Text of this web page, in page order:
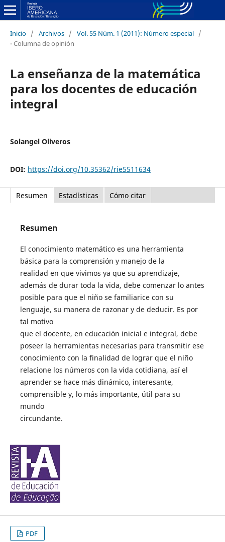
Inicio / Archivos / Vol. 55 Núm. 1 (2011): Número especial /
- Columna de opinión
La enseñanza de la matemática
para los docentes de educación
integral
Solangel Oliveros
DOI: https://doi.org/10.35362/rie5511634
Resumen Estadísticas Cómo citar
Resumen
El conocimiento matemático es una herramienta
básica para la comprensión y manejo de la
realidad en que vivimos ya que su aprendizaje,
además de durar toda la vida, debe comenzar lo antes
posible para que el niño se familiarice con su
lenguaje, su manera de razonar y de deducir. Es por
tal motivo
que el docente, en educación inicial e integral, debe
poseer la herramientas necesarias para transmitir ese
conocimiento con la finalidad de lograr que el niño
relacione los números con la vida cotidiana, así el
aprender se hace más dinámico, interesante,
comprensible y, lo más importante, útil para su
mundo
circundante.
PDF